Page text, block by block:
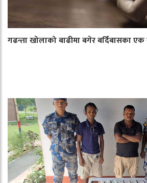
गढन्ता खोलाको बाढीमा बगेर बर्दिबासका